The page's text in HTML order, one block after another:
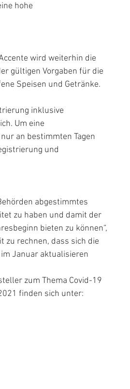
hohe
wird weiterhin die
gültigen Vorgaben für die
Speisen und Getränke.
inklusive
Um eine
an bestimmten Tagen
und
abgestimmtes
zu haben und damit der
bieten zu können“,
zu rechnen, dass sich die
Januar aktualisieren
zum Thema Covid-19
finden sich unter: